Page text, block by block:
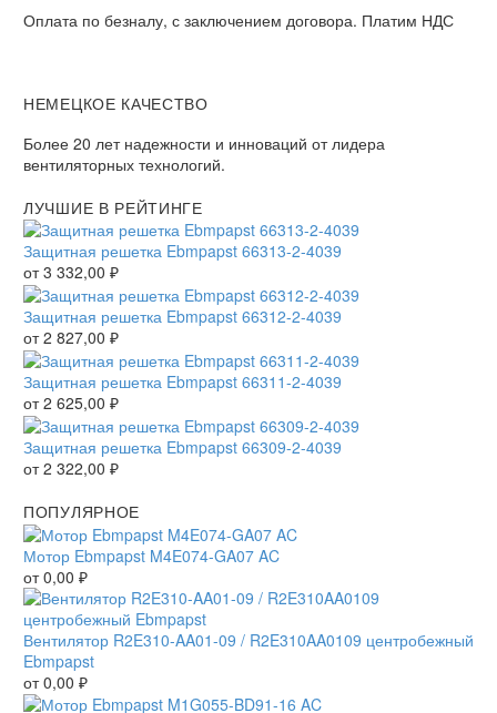
Оплата по безналу, с заключением договора. Платим НДС
НЕМЕЦКОЕ КАЧЕСТВО
Более 20 лет надежности и инноваций от лидера
вентиляторных технологий.
ЛУЧШИЕ В РЕЙТИНГЕ
Защитная решетка Ebmpapst 66313-2-4039
от3 332,00 ₽
Защитная решетка Ebmpapst 66312-2-4039
от2 827,00 ₽
Защитная решетка Ebmpapst 66311-2-4039
от2 625,00 ₽
Защитная решетка Ebmpapst 66309-2-4039
от2 322,00 ₽
ПОПУЛЯРНОЕ
Мотор Ebmpapst M4E074-GA07 AC
от0,00 ₽
Вентилятор R2E310-AA01-09 / R2E310AA0109 центробежный
Ebmpapst
от0,00 ₽